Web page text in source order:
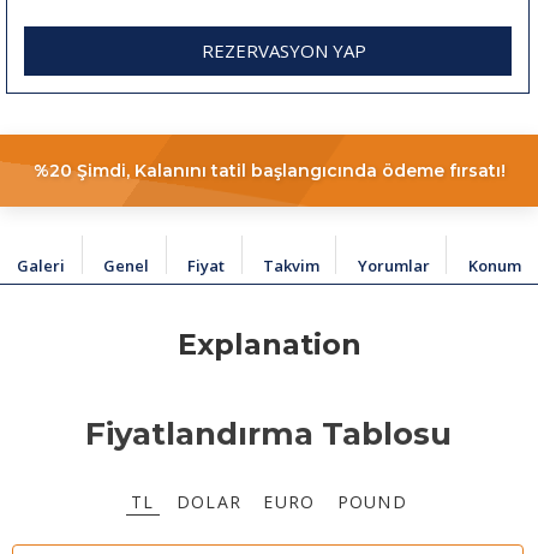
REZERVASYON YAP
%20 Şimdi, Kalanını tatil başlangıcında ödeme fırsatı!
Galeri Genel Fiyat Takvim Yorumlar Konum
Explanation
Fiyatlandırma Tablosu
TL DOLAR EURO POUND